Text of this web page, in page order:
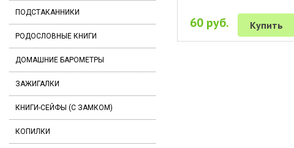
ПОДСТАКАННИКИ
РОДОСЛОВНЫЕ КНИГИ
ДОМАШНИЕ БАРОМЕТРЫ
ЗАЖИГАЛКИ
КНИГИ-СЕЙФЫ (С ЗАМКОМ)
КОПИЛКИ
60 руб. Купить